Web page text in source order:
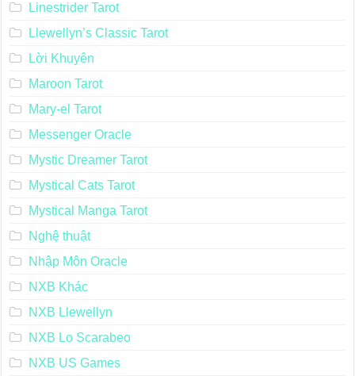
Linestrider Tarot
Llewellyn’s Classic Tarot
Lời Khuyên
Maroon Tarot
Mary-el Tarot
Messenger Oracle
Mystic Dreamer Tarot
Mystical Cats Tarot
Mystical Manga Tarot
Nghệ thuật
Nhập Môn Oracle
NXB Khác
NXB Llewellyn
NXB Lo Scarabeo
NXB US Games